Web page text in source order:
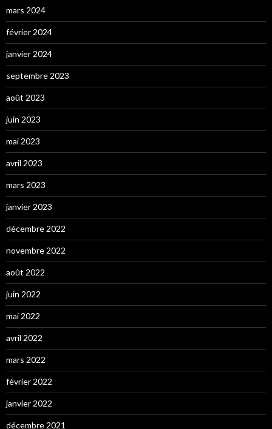
mars 2024
février 2024
janvier 2024
septembre 2023
août 2023
juin 2023
mai 2023
avril 2023
mars 2023
janvier 2023
décembre 2022
novembre 2022
août 2022
juin 2022
mai 2022
avril 2022
mars 2022
février 2022
janvier 2022
décembre 2021